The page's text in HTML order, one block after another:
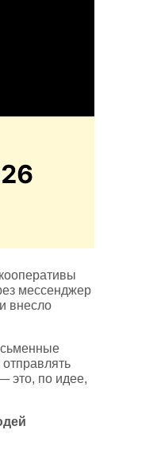
мессенджер
внесло
это, по идее,